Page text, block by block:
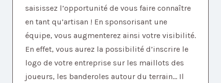
saisissez l’opportunité de vous faire connaître
en tant qu’artisan ! En sponsorisant une
équipe, vous augmenterez ainsi votre visibilité.
En effet, vous aurez la possibilité d’inscrire le
logo de votre entreprise sur les maillots des
joueurs, les banderoles autour du terrain... Il